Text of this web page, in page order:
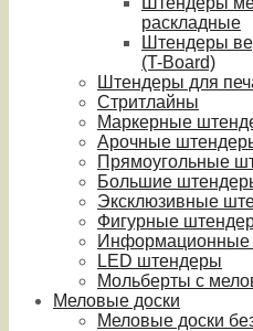
раскладные
Штендеры
(T-Board)
Штендеры для
Стритлайны
Маркерные
Арочные
Прямоугольные
Большие
Эксклюзивные
Фигурные
Информационные
LED штендеры
Мольберты с
Меловые доски
Меловые доски